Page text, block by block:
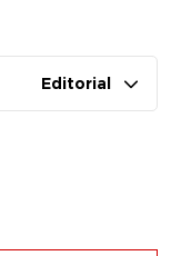
Editorial